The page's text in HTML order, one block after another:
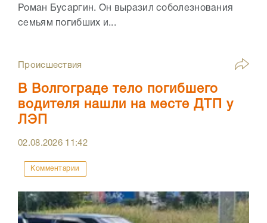
Роман Бусаргин. Он выразил соболезнования
семьям погибших и...
Происшествия
В Волгограде тело погибшего
водителя нашли на месте ДТП у
ЛЭП
02.08.2026 11:42
Комментарии